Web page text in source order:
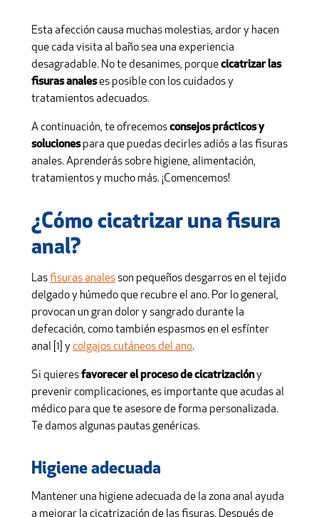
Esta afección causa muchas molestias, ardor y hacen
que cada visita al baño sea una experiencia
desagradable. No te desanimes, porquecicatrizar las
fisuras analeses posible con los cuidados y
tratamientos adecuados.
A continuación, te ofrecemosconsejos prácticos y
solucionespara que puedas decirles adiós a las fisuras
anales. Aprenderás sobre higiene, alimentación,
tratamientos y mucho más. ¡Comencemos!
¿Cómo cicatrizar una fisura
anal?
Lasfisuras analesson pequeños desgarros en el tejido
delgado y húmedo que recubre el ano. Por lo general,
provocan un gran dolor y sangrado durante la
defecación, como también espasmos en el esfínter
anal [1] y colgajos cutáneos del ano.
Si quieresfavorecer el proceso de cicatrizacióny
prevenir complicaciones, es importante que acudas al
médico para que te asesore de forma personalizada.
Te damos algunas pautas genéricas.
Higiene adecuada
Mantener una higiene adecuada de la zona anal ayuda
a mejorar la cicatrización de las fisuras. Después de